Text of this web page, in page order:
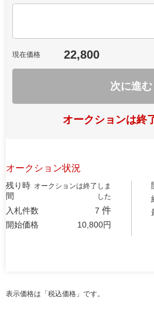
現在価格 22,800
次に進む
オークションは終
オークション状況
残り時
間
オークションは終了しま
した
入札件数 7 件
開始価格 10,800円
表示価格は「税込価格」です。